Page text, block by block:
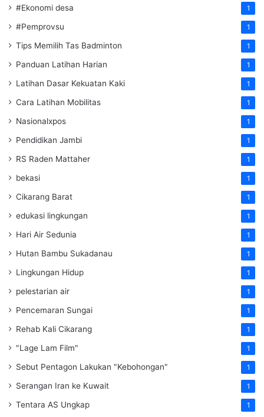
#Ekonomi desa 1
#Pemprovsu 1
Tips Memilih Tas Badminton 1
Panduan Latihan Harian 1
Latihan Dasar Kekuatan Kaki 1
Cara Latihan Mobilitas 1
Nasionalxpos 1
Pendidikan Jambi 1
RS Raden Mattaher 1
bekasi 1
Cikarang Barat 1
edukasi lingkungan 1
Hari Air Sedunia 1
Hutan Bambu Sukadanau 1
Lingkungan Hidup 1
pelestarian air 1
Pencemaran Sungai 1
Rehab Kali Cikarang 1
"Lage Lam Film" 1
Sebut Pentagon Lakukan "Kebohongan" 1
Serangan Iran ke Kuwait 1
Tentara AS Ungkap 1